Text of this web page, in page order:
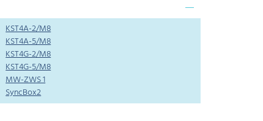
KST4A-2/M8
KST4A-5/M8
KST4G-2/M8
KST4G-5/M8
MW-ZWS 1
SyncBox2